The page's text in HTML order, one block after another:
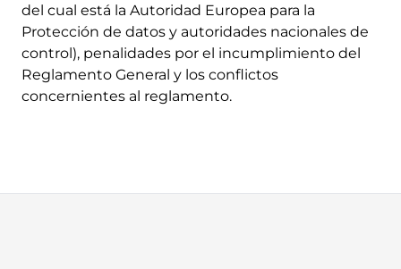
del cual está la Autoridad Europea para la
Protección de datos y autoridades nacionales de
control), penalidades por el incumplimiento del
Reglamento General y los conflictos
concernientes al reglamento.